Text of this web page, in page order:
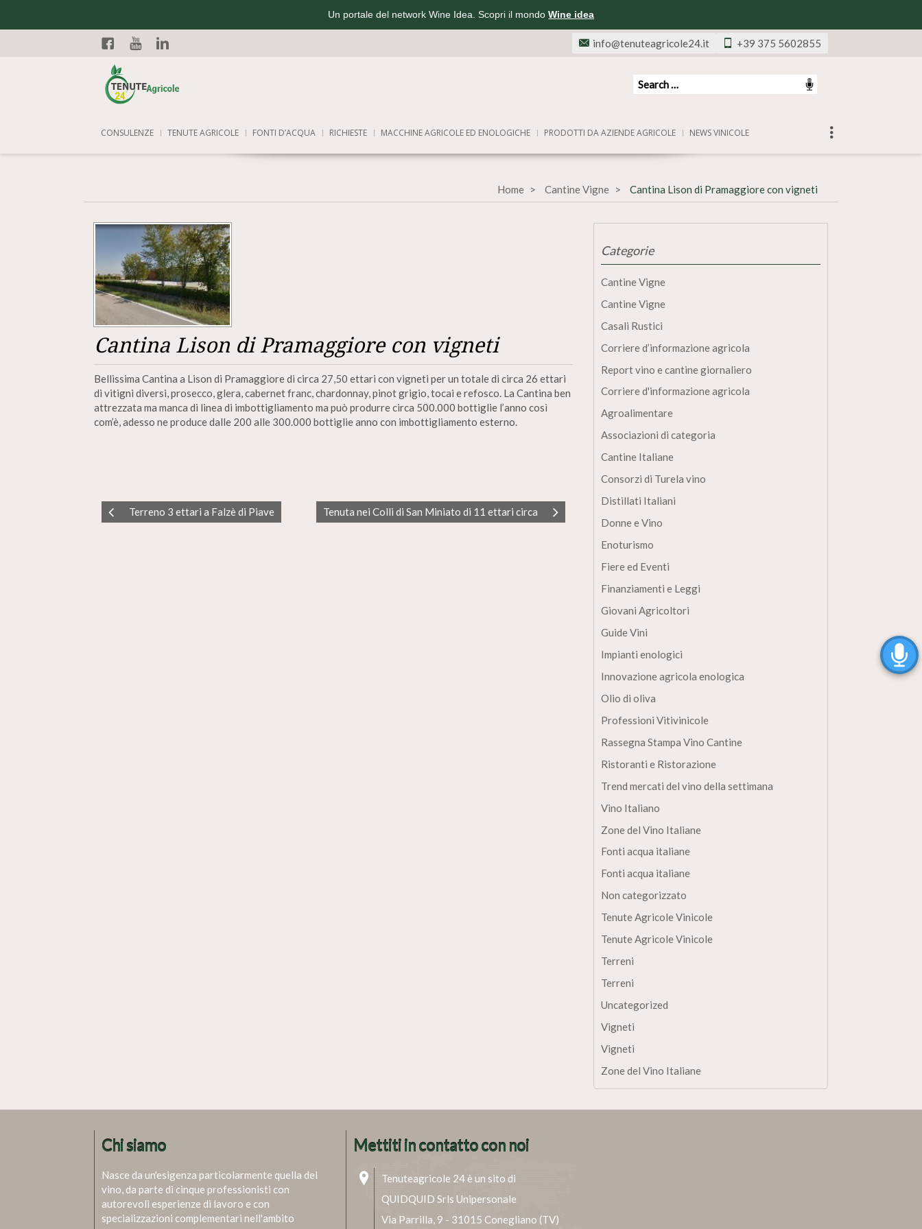
Un portale del network Wine Idea. Scopri il mondo Wine idea
Facebook
+39 375 5602855
info@tenuteagricole24.it
CONSULENZE TENUTE AGRICOLE FONTI D’ACQUA RICHIESTE MACCHINE AGRICOLE ED ENOLOGICHE PRODOTTI DA AZIENDE AGRICOLE NEWS VINICOLE
Home Cantine Vigne Cantina Lison di Pramaggiore con vigneti
Cantina Lison di Pramaggiore con vigneti
Bellissima Cantina a Lison di Pramaggiore di circa 27,50 ettari con vigneti per un totale di circa 26 ettari
di vitigni diversi, prosecco, glera, cabernet franc, chardonnay, pinot grigio, tocai e refosco. La Cantina ben
attrezzata ma manca di linea di imbottigliamento ma può produrre circa 500.000 bottiglie l’anno così
com’è, adesso ne produce dalle 200 alle 300.000 bottiglie anno con imbottigliamento esterno.
Terreno 3 ettari a Falzè di Piave Tenuta nei Colli di San Miniato di 11 ettari circa
Categorie
Cantine Vigne
Cantine Vigne
Casali Rustici
Corriere d’informazione agricola
Report vino e cantine giornaliero
Corriere d'informazione agricola
Agroalimentare
Associazioni di categoria
Cantine Italiane
Consorzi di Turela vino
Distillati Italiani
Donne e Vino
Enoturismo
Fiere ed Eventi
Finanziamenti e Leggi
Giovani Agricoltori
Guide Vini
Impianti enologici
Innovazione agricola enologica
Olio di oliva
Professioni Vitivinicole
Rassegna Stampa Vino Cantine
Ristoranti e Ristorazione
Trend mercati del vino della settimana
Vino Italiano
Zone del Vino Italiane
Fonti acqua italiane
Fonti acqua italiane
Non categorizzato
Tenute Agricole Vinicole
Tenute Agricole Vinicole
Terreni
Terreni
Uncategorized
Vigneti
Vigneti
Zone del Vino Italiane
Chi siamo
Nasce da un'esigenza particolarmente quella del
vino, da parte di cinque professionisti con
autorevoli esperienze di lavoro e con
specializzazioni complementari nell'ambito
Mettiti in contatto con noi
Tenuteagricole 24 è un sito di
QUIDQUID Srls Unipersonale
Via Parrilla, 9 - 31015 Conegliano (TV)